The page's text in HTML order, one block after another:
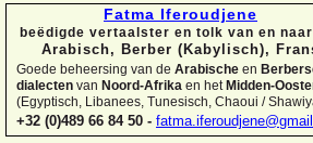
Fatma Iferoudjene
beëdigde vertaalster en tolk van en
Arabisch, Berber (Kabylisch),
Goede beheersing van de Arabische en
dialecten van Noord-Afrika en hetMidden-
(Egyptisch, Libanees, Tunesisch, Chaoui /
+32 (0)489 66 84 50 -